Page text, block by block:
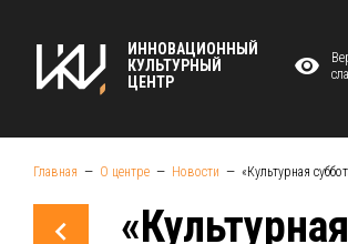
ИННОВАЦИОННЫЙ
КУЛЬТУРНЫЙ
ЦЕНТР
Главная О центре Новости «Культурная